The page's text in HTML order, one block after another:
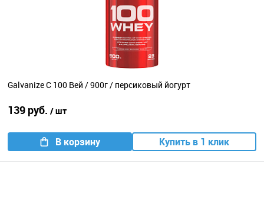
Galvanize C 100 Вей / 900г / персиковый йогурт
139 руб. / шт
В корзину Купить в 1 клик